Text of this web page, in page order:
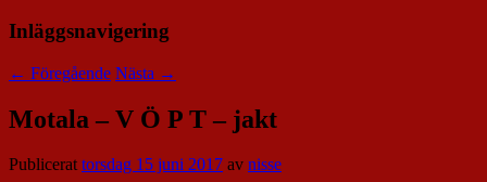
Inläggsnavigering
← Föregående Nästa →
Motala – V Ö P T – jakt
Publicerattorsdag 15 juni 2017 av nisse